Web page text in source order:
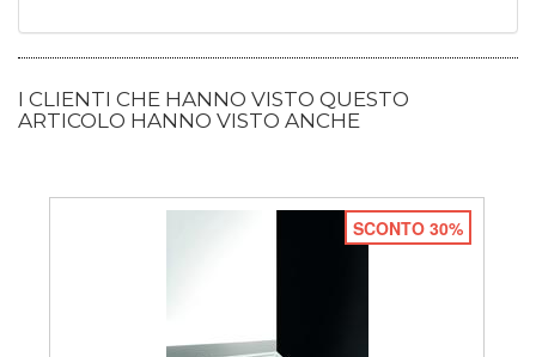
I CLIENTI CHE HANNO VISTO QUESTO
ARTICOLO HANNO VISTO ANCHE
SCONTO 30%